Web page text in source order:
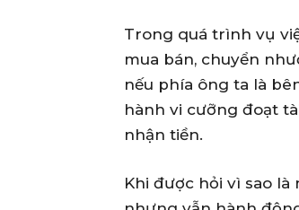
Trong quá trình vụ
mua bán, chuyển
nếu phía ông ta là
hành vi cưỡng đoạt
nhận tiền.
Khi được hỏi vì sao